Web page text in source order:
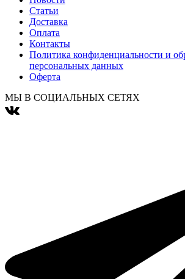
Статьи
Доставка
Оплата
Контакты
Политика конфиденциальности и
персональных данных
Оферта
МЫ В СОЦИАЛЬНЫХ СЕТЯХ